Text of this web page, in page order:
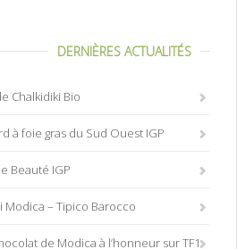
DERNIÈRES ACTUALITÉS
Chalkidiki Bio
à foie gras du Sud Ouest IGP
Beauté IGP
– Tipico Barocco
de Modica à l’honneur sur TF1